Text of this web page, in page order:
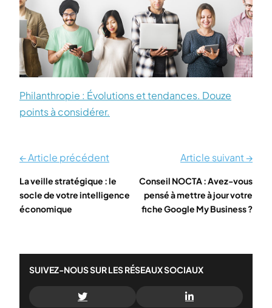
Philanthropie : Évolutions et tendances. Douze
points à considérer.
← Article précédent
La veille stratégique : le
socle de votre intelligence
économique
Article suivant →
Conseil NOCTA : Avez-vous
pensé à mettre à jour votre
fiche Google My Business ?
SUIVEZ-NOUS SUR LES RÉSEAUX SOCIAUX